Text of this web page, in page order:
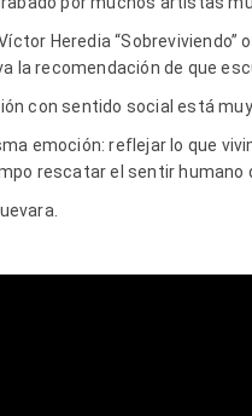
Heredia “Sobreviviendo”
la recomendación de que
con sentido social está
emoción: reflejar lo que
rescatar el sentir humano